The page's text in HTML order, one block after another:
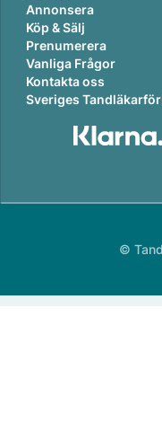
Annonsera
Köp & Sälj
Prenumerera
Vanliga Frågor
Kontakta oss
Sveriges
©